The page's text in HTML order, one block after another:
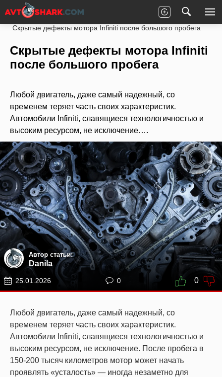
Главная Статьи
Новости партнеров
Скрытые дефекты мотора Infiniti после большого пробега
Скрытые дефекты мотора Infiniti
после большого пробега
Любой двигатель, даже самый надежный, со
временем теряет часть своих характеристик.
Автомобили Infiniti, славящиеся технологичностью и
высоким ресурсом, не исключение….
Автор статьи:
Danila
25.01.2026 0 0
Любой двигатель, даже самый надежный, со
временем теряет часть своих характеристик.
Автомобили Infiniti, славящиеся технологичностью и
высоким ресурсом, не исключение. После пробега в
150-200 тысяч километров мотор может начать
проявлять «усталость» — иногда незаметно для